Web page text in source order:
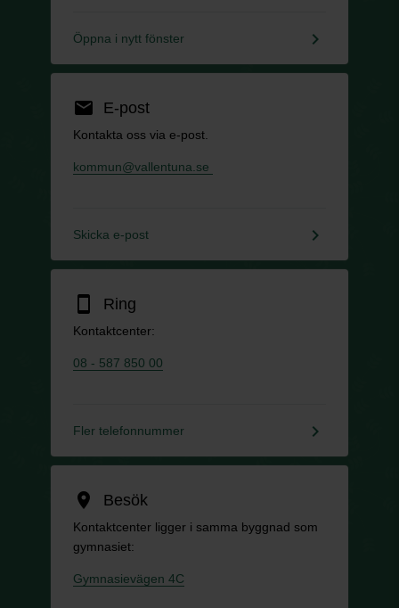
Öppna i nytt fönster keyboard_arrow_right
email E-post
Kontakta oss via e-post.
kommun@vallentuna.se
Skicka e-post keyboard_arrow_right
smartphone Ring
Kontaktcenter:
08 - 587 850 00
Fler telefonnummer keyboard_arrow_right
location_on Besök
Kontaktcenter ligger i samma byggnad som
gymnasiet:
Gymnasievägen 4C